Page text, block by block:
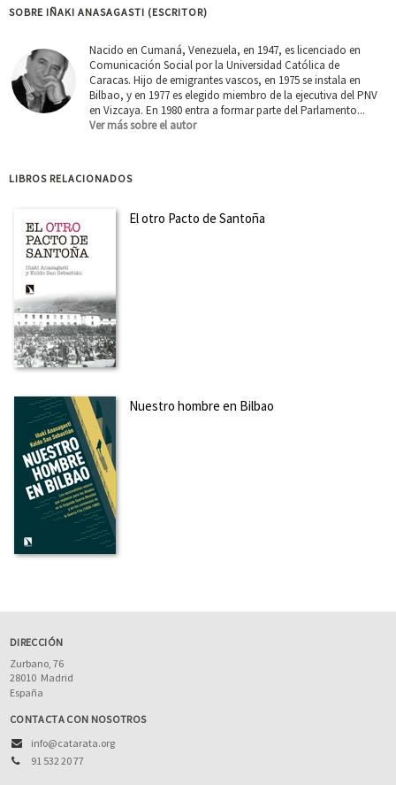
SOBRE IÑAKI ANASAGASTI (ESCRITOR)
Nacido en Cumaná, Venezuela, en 1947, es licenciado en
Comunicación Social por la Universidad Católica de
Caracas. Hijo de emigrantes vascos, en 1975 se instala en
Bilbao, y en 1977 es elegido miembro de la ejecutiva del PNV
en Vizcaya. En 1980 entra a formar parte del Parlamento...
Ver más sobre el autor
LIBROS RELACIONADOS
El otro Pacto de Santoña
Nuestro hombre en Bilbao
DIRECCIÓN
Zurbano, 76
28010 Madrid
España
CONTACTA CON NOSOTROS
info@catarata.org
91 532 20 77